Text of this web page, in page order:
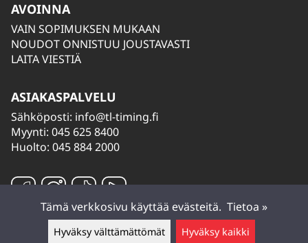
AVOINNA
VAIN SOPIMUKSEN MUKAAN
NOUDOT ONNISTUU JOUSTAVASTI
LAITA VIESTIÄ
ASIAKASPALVELU
Sähköposti: info@tl-timing.fi
Myynti: 045 625 8400
Huolto: 045 884 2000
Tämä verkkosivu käyttää evästeitä. Tietoa »
Hyväksy välttämättömät Hyväksy kaikki